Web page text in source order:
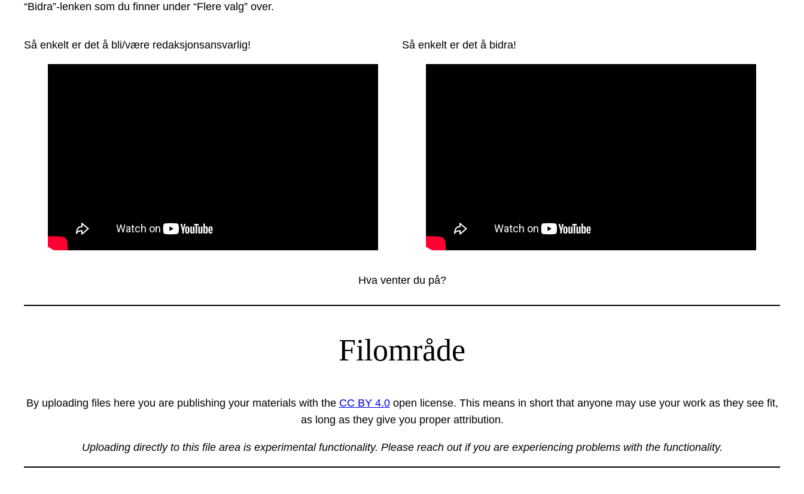
“Bidra”-lenken som du finner under “Flere valg” over.
Så enkelt er det å bli/være redaksjonsansvarlig! Så enkelt er det å bidra!
Hva venter du på?
Filområde
By uploading files here you are publishing your materials with the CC BY 4.0open license. This means in short that anyone may use your work as they see fit,
as long as they give you proper attribution.
Uploading directly to this file area is experimental functionality. Please reach out if you are experiencing problems with the functionality.